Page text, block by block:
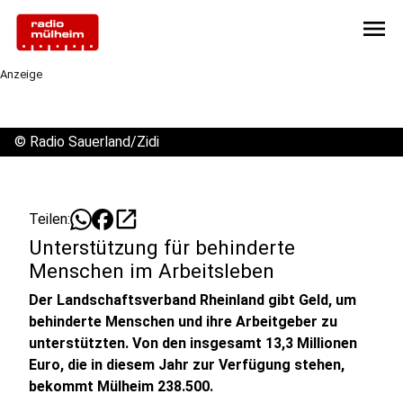
menu
Anzeige
© Radio Sauerland/Zidi
Teilen: open_in_new
Unterstützung für behinderte
Menschen im Arbeitsleben
Der Landschaftsverband Rheinland gibt Geld, um
behinderte Menschen und ihre Arbeitgeber zu
unterstützten. Von den insgesamt 13,3 Millionen
Euro, die in diesem Jahr zur Verfügung stehen,
bekommt Mülheim 238.500.